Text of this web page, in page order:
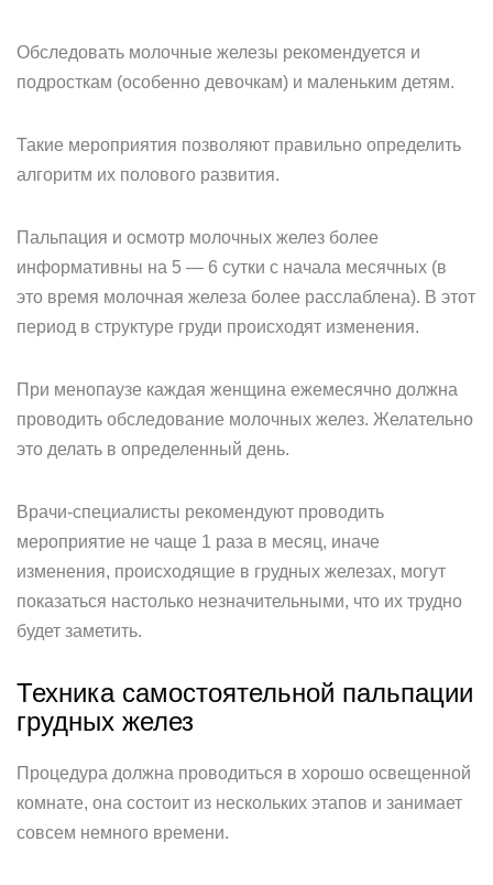
Обследовать молочные железы рекомендуется и
подросткам (особенно девочкам) и маленьким детям.
Такие мероприятия позволяют правильно определить
алгоритм их полового развития.
Пальпация и осмотр молочных желез более
информативны на 5 — 6 сутки с начала месячных (в
это время молочная железа более расслаблена). В этот
период в структуре груди происходят изменения.
При менопаузе каждая женщина ежемесячно должна
проводить обследование молочных желез. Желательно
это делать в определенный день.
Врачи-специалисты рекомендуют проводить
мероприятие не чаще 1 раза в месяц, иначе
изменения, происходящие в грудных железах, могут
показаться настолько незначительными, что их трудно
будет заметить.
Техника самостоятельной пальпации
грудных желез
Процедура должна проводиться в хорошо освещенной
комнате, она состоит из нескольких этапов и занимает
совсем немного времени.